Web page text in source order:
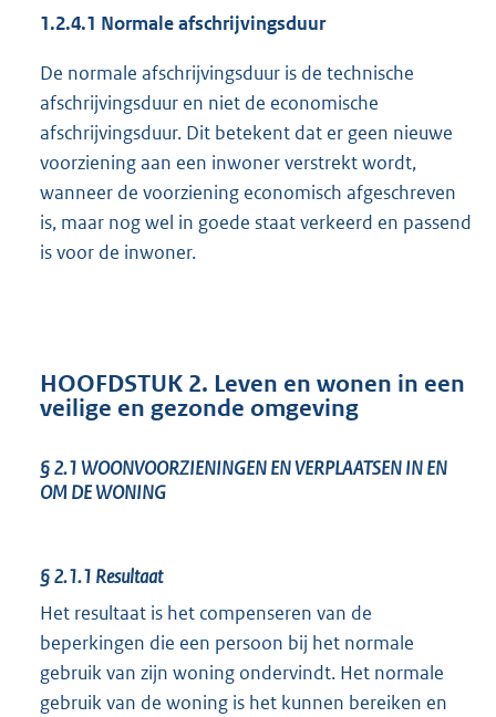
1.2.4.1 Normale afschrijvingsduur
De normale afschrijvingsduur is de technische
afschrijvingsduur en niet de economische
afschrijvingsduur. Dit betekent dat er geen nieuwe
voorziening aan een inwoner verstrekt wordt,
wanneer de voorziening economisch afgeschreven
is, maar nog wel in goede staat verkeerd en passend
is voor de inwoner.
HOOFDSTUK 2. Leven en wonen in een
veilige en gezonde omgeving
§ 2.1WOONVOORZIENINGEN EN VERPLAATSEN IN EN
OM DE WONING
§ 2.1.1 Resultaat
Het resultaat is het compenseren van de
beperkingen die een persoon bij het normale
gebruik van zijn woning ondervindt. Het normale
gebruik van de woning is het kunnen bereiken en